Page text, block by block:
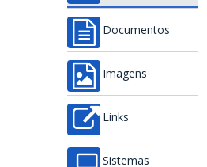
Documentos
Imagens
Links
Sistemas